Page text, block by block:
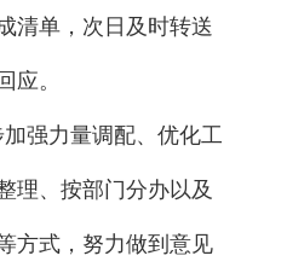
清单，次日及时转送
应。
强力量调配、优化工
理、按部门分办以及
方式，努力做到意见